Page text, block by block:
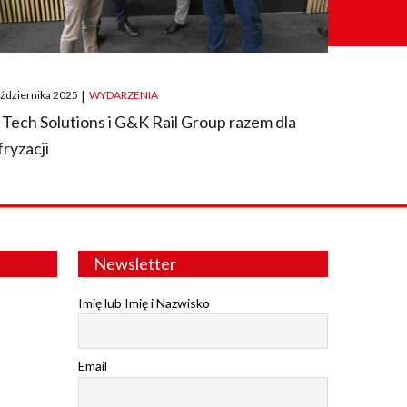
2025 | WYDARZENIA
Tech Solutions i G&K Rail Group razem dla
Newsletter
Imię lub Imię i Nazwisko
Email